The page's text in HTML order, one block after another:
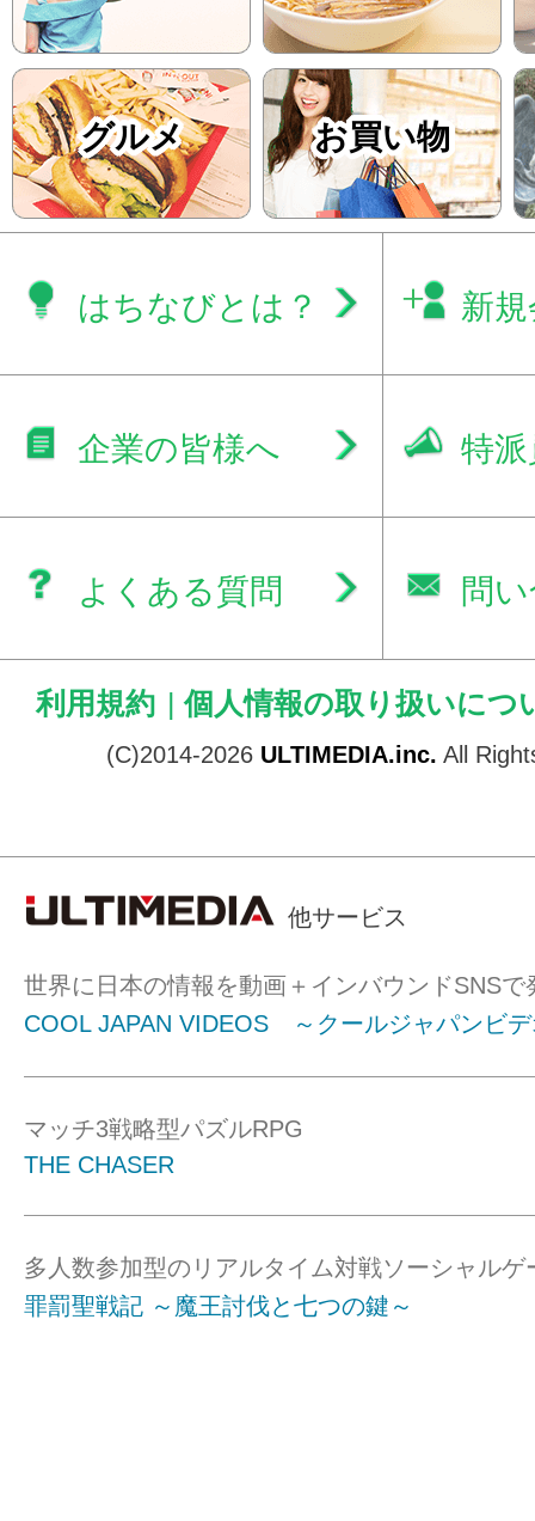
グルメ お買い物
はちなびとは？ 新
企業の皆様へ 特
よくある質問 問
利用規約 | 個人情報の取り扱いにつ
(C)2014-2026 ULTIMEDIA.inc. All
他サービス
世界に日本の情報を動画＋インバウンドSNSで
COOL JAPAN VIDEOS ～クールジャパンビ
マッチ3戦略型パズルRPG
THE CHASER
多人数参加型のリアルタイム対戦ソーシャルゲ
罪罰聖戦記 ～魔王討伐と七つの鍵～